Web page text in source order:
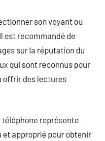
son voyant ou
est recommandé de
sur la réputation du
qui sont reconnus pour
offrir des lectures
téléphone représente
approprié pour obtenir